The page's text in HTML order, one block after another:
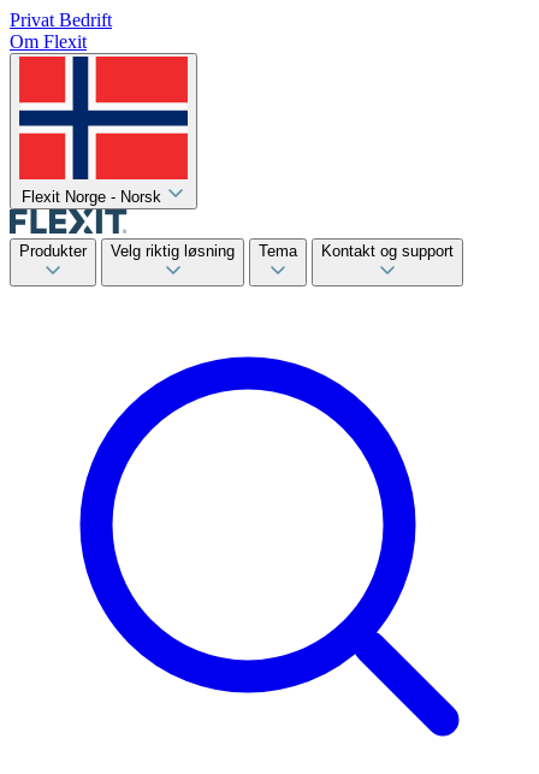
Privat Bedrift
Om Flexit
Flexit Norge - Norsk
Produkter Velg riktig løsning Tema Kontakt og support